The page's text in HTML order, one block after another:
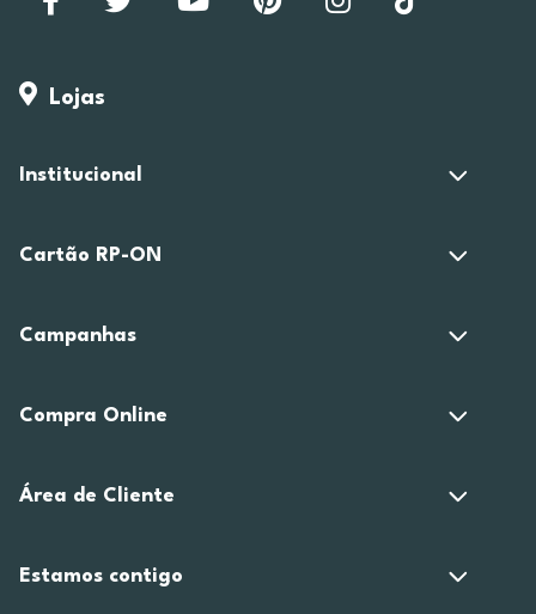
Lojas
Institucional
Cartão RP-ON
Campanhas
Compra Online
Área de Cliente
Estamos contigo